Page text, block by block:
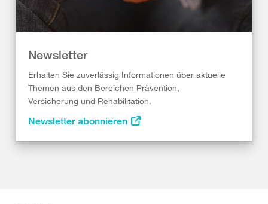
Newsletter
Erhalten Sie zuverlässig Informationen über aktuelle
Themen aus den Bereichen Prävention,
Versicherung und Rehabilitation.
Newsletter abonnieren